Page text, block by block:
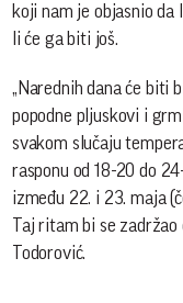
koji nam je objasnio da
li će ga biti još.
„Narednih dana će biti
popodne pljuskovi i
svakom slučaju
rasponu od 18-20 do
između 22. i 23. maja
Taj ritam bi se
Todorović.